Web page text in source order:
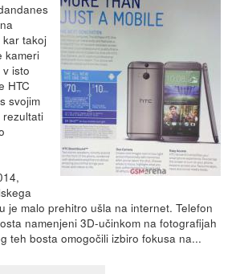
takoj
kameri
isto
HTC
svojim
rezultati
je malo prehitro ušla na internet. Telefon
namenjeni 3D-učinkom na fotografijah
teh bosta omogočili izbiro fokusa na...